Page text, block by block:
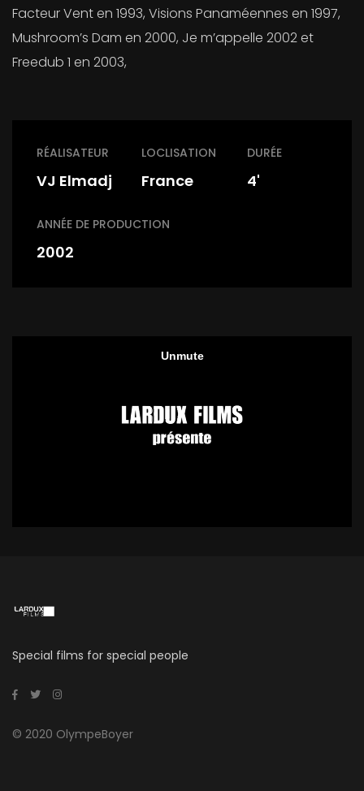
Facteur Vent en 1993, Visions Panaméennes en 1997,
Mushroom’s Dam en 2000, Je m’appelle 2002 et
Freedub 1 en 2003,
RÉALISATEUR
VJ Elmadj
LOCLISATION
France
DURÉE
4'
ANNÉE DE PRODUCTION
2002
Special films for special people
© 2020 OlympeBoyer